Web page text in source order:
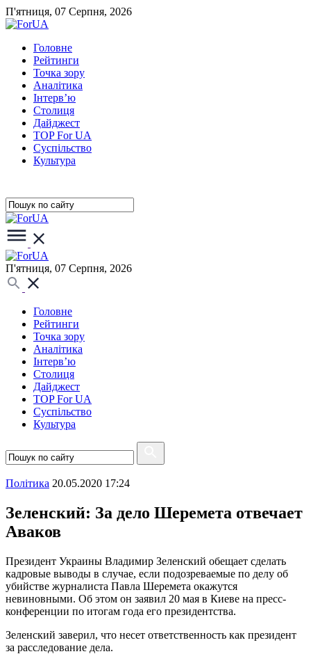
П'ятниця, 07 Серпня, 2026
Головне
Рейтинги
Точка зору
Аналітика
Інтерв’ю
Столиця
Дайджест
TOP For UA
Суспiльство
Культура
П'ятниця, 07 Серпня, 2026
Головне
Рейтинги
Точка зору
Аналітика
Інтерв’ю
Столиця
Дайджест
TOP For UA
Суспiльство
Культура
Полiтика 20.05.2020 17:24
Зеленский: За дело Шеремета отвечает
Аваков
Президент Украины Владимир Зеленский обещает сделать
кадровые выводы в случае, если подозреваемые по делу об
убийстве журналиста Павла Шеремета окажутся
невиновными. Об этом он заявил 20 мая в Киеве на пресс-
конференции по итогам года его президентства.
Зеленский заверил, что несет ответственность как президент
за расследование дела.